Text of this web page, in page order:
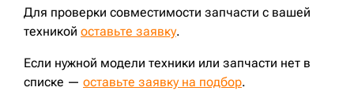
Для проверки совместимости запчасти с вашей
техникой оставьте заявку.
Если нужной модели техники или запчасти нет в
списке — оставьте заявку на подбор.